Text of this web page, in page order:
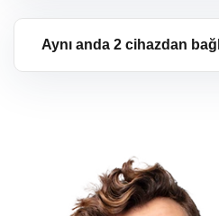
Aynı anda 2 cihazdan